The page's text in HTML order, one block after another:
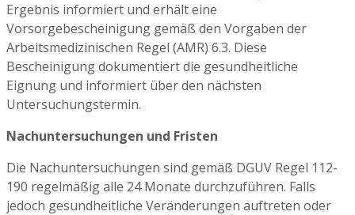
Ergebnis informiert und erhält eine
Vorsorgebescheinigung gemäß den Vorgaben der
Arbeitsmedizinischen Regel (AMR) 6.3. Diese
Bescheinigung dokumentiert die gesundheitliche
Eignung und informiert über den nächsten
Untersuchungstermin.
Nachuntersuchungen und Fristen
Die Nachuntersuchungen sind gemäß DGUV Regel 112-
190 regelmäßig alle 24 Monate durchzuführen. Falls
jedoch gesundheitliche Veränderungen auftreten oder